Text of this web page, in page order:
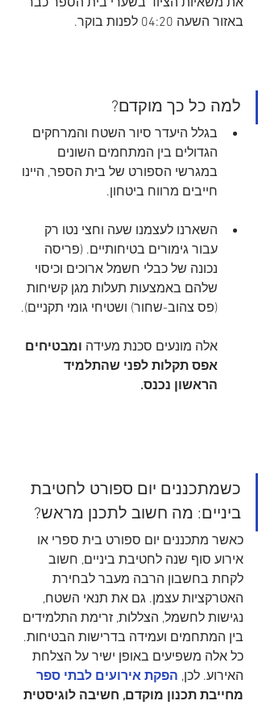
באזור השעה 04:20 לפנות בוקר.
למה כל כך מוקדם?
בגלל היעדר סיור השטח והמרחקים
הגדולים בין המתחמים השונים
במגרשי הספורט של בית הספר, היינו
חייבים מרווח ביטחון.
השארנו לעצמנו שעה וחצי נטו רק
עבור גימורים בטיחותיים. (פריסה
נכונה של כבלי חשמל ארוכים וכיסוי
שלהם באמצעות תעלות מגן קשיחות
(פס צהוב-שחור) ושטיחי גומי תקניים).
אלה מונעים סכנת מעידה ומבטיחים
אפס תקלות לפני שהתלמיד
הראשון נכנס.
כשמתכננים יום ספורט לחטיבת
ביניים: מה חשוב לתכנן מראש?
כאשר מתכננים יום ספורט בית ספרי או
אירוע סוף שנה לחטיבת ביניים, חשוב
לקחת בחשבון הרבה מעבר לבחירת
האטרקציות עצמן. גם את תנאי השטח,
נגישות לחשמל, הצללות, זרימת התלמידים
בין המתחמים ועמידה בדרישות הבטיחות.
כל אלה משפיעים באופן ישיר על הצלחת
האירוע. לכן, הפקת אירועים לבתי ספר
מחייבת תכנון מוקדם, חשיבה לוגיסטית